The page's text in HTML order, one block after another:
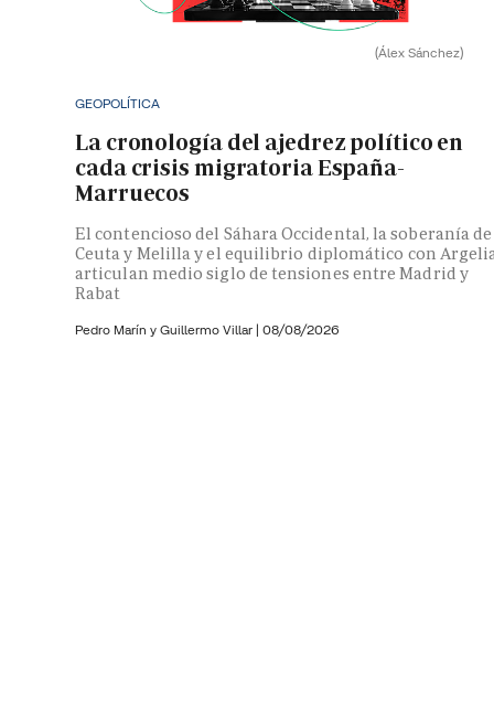
(Álex Sánchez)
GEOPOLÍTICA
La cronología del ajedrez político en
cada crisis migratoria España-
Marruecos
El contencioso del Sáhara Occidental, la soberanía de
Ceuta y Melilla y el equilibrio diplomático con
articulan medio siglo de tensiones entre Madrid y
Rabat
Pedro Marín y Guillermo Villar | 08/08/2026